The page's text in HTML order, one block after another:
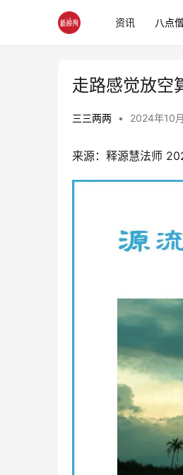
资讯 八点
走路感觉放空
三三两两 • 2024年10
来源：释源慧法师